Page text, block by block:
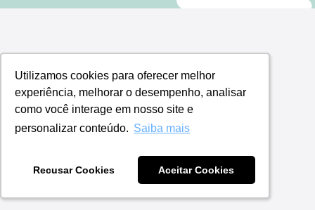
Utilizamos cookies para oferecer melhor
experiência, melhorar o desempenho, analisar
como você interage em nosso site e
personalizar conteúdo. Saiba mais
Recusar Cookies Aceitar Cookies
Utilizamos cookies para oferecer melhor
experiência, melhorar o desempenho, analisar
como você interage em nosso site e
personalizar conteúdo. Saiba mais
Recusar Cookies Aceitar Cookies